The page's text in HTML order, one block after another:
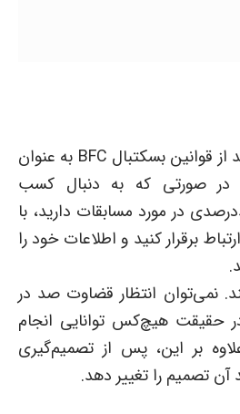
به عنوان مرجع می‌توانید از قوانین بسکتبال BFC به عنوان
در صورتی که به دنبال کسب
در مورد مسابقات دارید، با
برقرار کنید و اطلاعات خود را
نمی‌توان انتظار قضاوت صد در
هیچ‌کس توانایی انجام
بر این، پس از تصمیم‌گیری
آن تصمیم را تغییر دهد.